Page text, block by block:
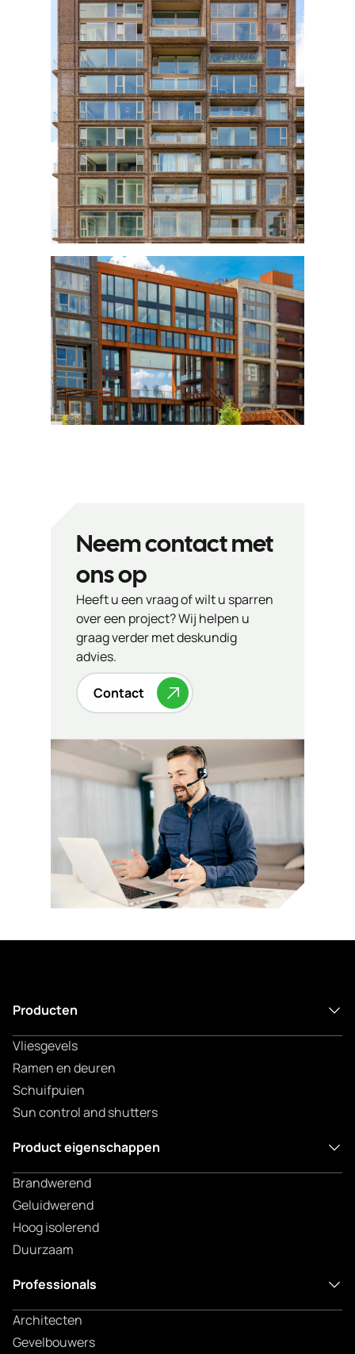
Neem contact met
ons op
Heeft u een vraag of wilt u sparren
over een project? Wij helpen u
graag verder met deskundig
advies.
Contact
Producten
Vliesgevels
Ramen en deuren
Schuifpuien
Sun control and shutters
Product eigenschappen
Brandwerend
Geluidwerend
Hoog isolerend
Duurzaam
Professionals
Architecten
Gevelbouwers